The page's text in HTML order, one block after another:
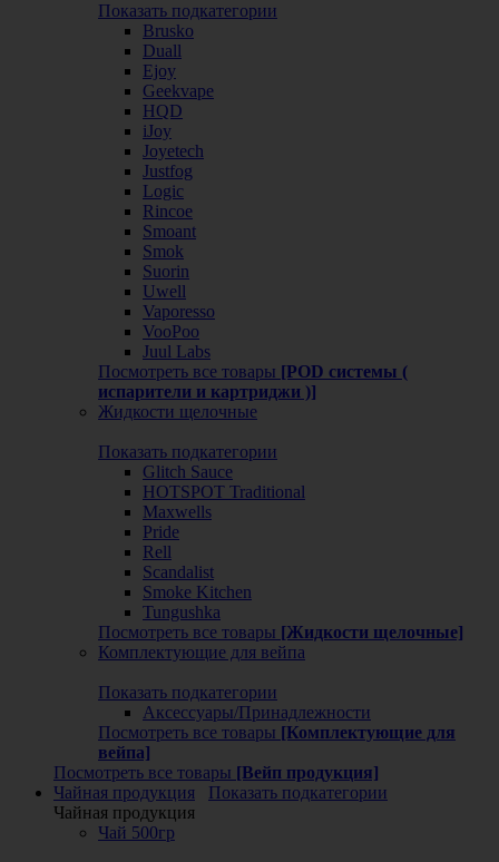
Показать подкатегории
Brusko
Duall
Ejoy
Geekvape
HQD
iJoy
Joyetech
Justfog
Logic
Rincoe
Smoant
Smok
Suorin
Uwell
Vaporesso
VooPoo
Juul Labs
Посмотреть все товары [POD системы (
испарители и картриджи )]
Жидкости щелочные
Показать подкатегории
Glitch Sauce
HOTSPOT Traditional
Maxwells
Pride
Rell
Scandalist
Smoke Kitchen
Tungushka
Посмотреть все товары [Жидкости щелочные]
Комплектующие для вейпа
Показать подкатегории
Аксессуары/Принадлежности
Посмотреть все товары [Комплектующие для
вейпа]
Посмотреть все товары [Вейп продукция]
Чайная продукция
Показать подкатегории
Чайная продукция
Чай 500гр